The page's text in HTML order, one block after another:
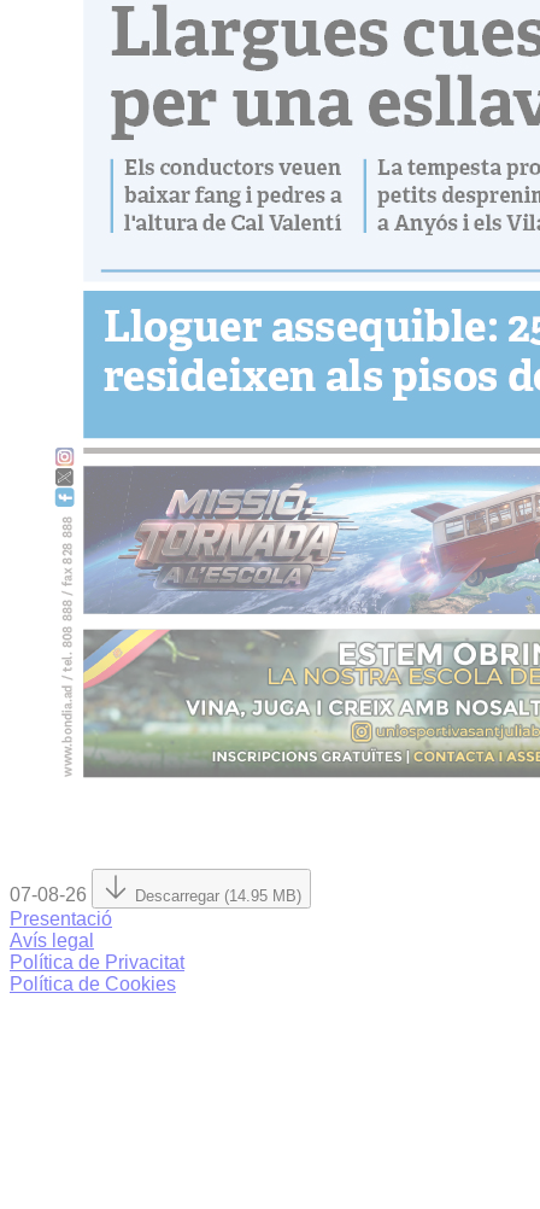
07-08-26 Descarregar (14.95 MB)
Presentació
Avís legal
Política de Privacitat
Política de Cookies